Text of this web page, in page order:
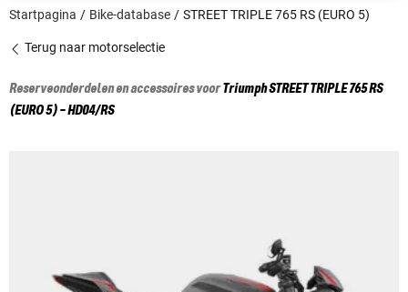
Startpagina Bike-database STREET TRIPLE 765 RS (EURO 5)
Terug naar motorselectie
Reserveonderdelen en accessoires voorTriumphSTREET TRIPLE 765 RS
(EURO 5) - HD04/RS